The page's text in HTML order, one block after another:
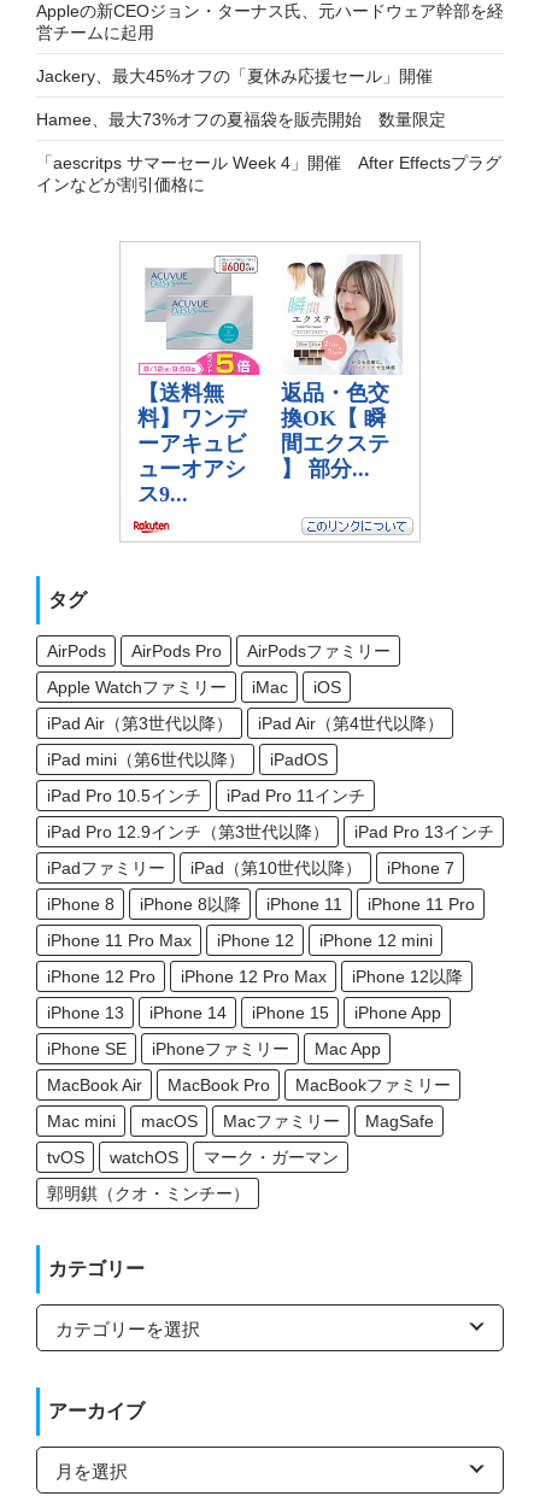
Appleの新CEOジョン・ターナス氏、元ハードウェア幹部を経
営チームに起用
Jackery、最大45%オフの「夏休み応援セール」開催
Hamee、最大73%オフの夏福袋を販売開始 数量限定
「aescritps サマーセール Week 4」開催 After Effectsプラグ
インなどが割引価格に
タグ
AirPods AirPods Pro
AirPodsファミリー
Apple Watchファミリー
iMac
iOS
iPad Air（第3世代以降）
iPad Air（第4世代以降）
iPad mini（第6世代以降）
iPadOS
iPad Pro 10.5インチ
iPad Pro 11インチ
iPad Pro 12.9インチ（第3世代以降）
iPad Pro 13インチ
iPadファミリー
iPad（第10世代以降）
iPhone 7
iPhone 8
iPhone 8以降 iPhone 11
iPhone 11 Pro
iPhone 11 Pro Max
iPhone 12
iPhone 12 mini
iPhone 12 Pro
iPhone 12 Pro Max
iPhone 12以降
iPhone 13
iPhone 14 iPhone 15
iPhone App
iPhone SE
iPhoneファミリー
Mac App
MacBook Air
MacBook Pro
MacBookファミリー
Mac mini
macOS Macファミリー
MagSafe
tvOS
watchOS
マーク・ガーマン
郭明錤（クオ・ミンチー）
カテゴリー
カ
ゴ
ー
アーカイブ
ア
カ